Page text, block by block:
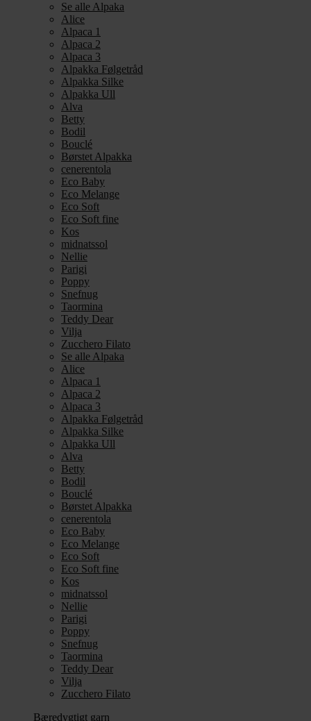
Se alle Alpaka
Alice
Alpaca 1
Alpaca 2
Alpaca 3
Alpakka Følgetråd
Alpakka Silke
Alpakka Ull
Alva
Betty
Bodil
Bouclé
Børstet Alpakka
cenerentola
Eco Baby
Eco Melange
Eco Soft
Eco Soft fine
Kos
midnatssol
Nellie
Parigi
Poppy
Snefnug
Taormina
Teddy Dear
Vilja
Zucchero Filato
Se alle Alpaka
Alice
Alpaca 1
Alpaca 2
Alpaca 3
Alpakka Følgetråd
Alpakka Silke
Alpakka Ull
Alva
Betty
Bodil
Bouclé
Børstet Alpakka
cenerentola
Eco Baby
Eco Melange
Eco Soft
Eco Soft fine
Kos
midnatssol
Nellie
Parigi
Poppy
Snefnug
Taormina
Teddy Dear
Vilja
Zucchero Filato
Bæredygtigt garn